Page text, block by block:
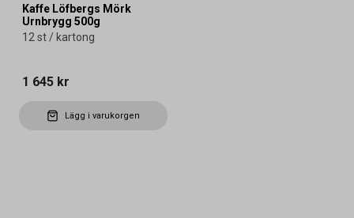
Kaffe Löfbergs Mörk
Urnbrygg 500g
12 st / kartong
1 645 kr
Lägg i varukorgen